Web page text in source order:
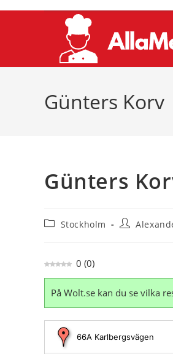
Günters Korv
Günters
Inläggskategori:
Stockholm
0 (0)
På Wolt.se kan du se vilka
66A Karlbergsvägen